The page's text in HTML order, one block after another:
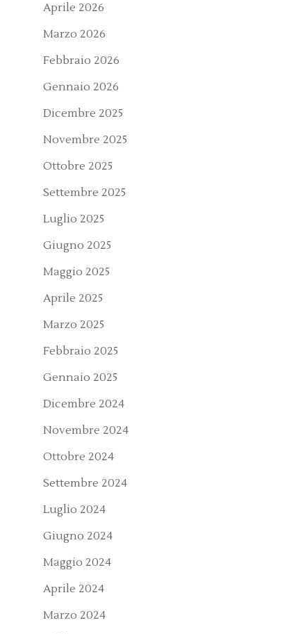
Aprile 2026
Marzo 2026
Febbraio 2026
Gennaio 2026
Dicembre 2025
Novembre 2025
Ottobre 2025
Settembre 2025
Luglio 2025
Giugno 2025
Maggio 2025
Aprile 2025
Marzo 2025
Febbraio 2025
Gennaio 2025
Dicembre 2024
Novembre 2024
Ottobre 2024
Settembre 2024
Luglio 2024
Giugno 2024
Maggio 2024
Aprile 2024
Marzo 2024